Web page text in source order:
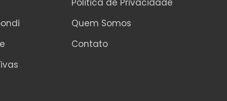
Politica de Privacidade
Quem Somos
Contato